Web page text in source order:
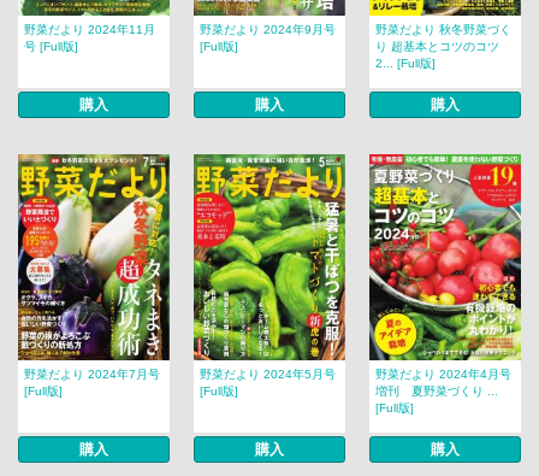
野菜だより 2024年11月
号 [Full版]
購入
野菜だより 2024年9月号
[Full版]
購入
野菜だより 秋冬野菜づく
り 超基本とコツのコツ
2... [Full版]
購入
野菜だより 2024年7月号
[Full版]
購入
野菜だより 2024年5月号
[Full版]
購入
野菜だより 2024年4月号
増刊 夏野菜づくり ...
[Full版]
購入